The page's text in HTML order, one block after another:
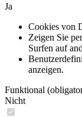
Ja
Cookies von
Zeigen Sie
Surfen auf
anzeigen.
Funktional
Nicht